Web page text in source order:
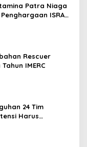
Patra Niaga
ISRA
Rescuer
IMERC
24 Tim
Harus